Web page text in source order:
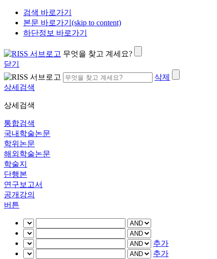
검색 바로가기
본문 바로가기(skip to content)
하단정보 바로가기
무엇을 찾고 계세요?
닫기
삭제
상세검색
상세검색
통합검색
국내학술논문
학위논문
해외학술논문
학술지
단행본
연구보고서
공개강의
버튼
추가
추가